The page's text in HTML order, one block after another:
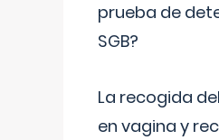
prueba de
SGB?
La recogida
en vagina y